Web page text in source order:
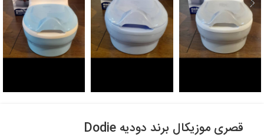
قصری موزیکال برند دودیه Dodie